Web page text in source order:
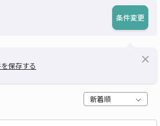
条件変更
保存する
close
新着順